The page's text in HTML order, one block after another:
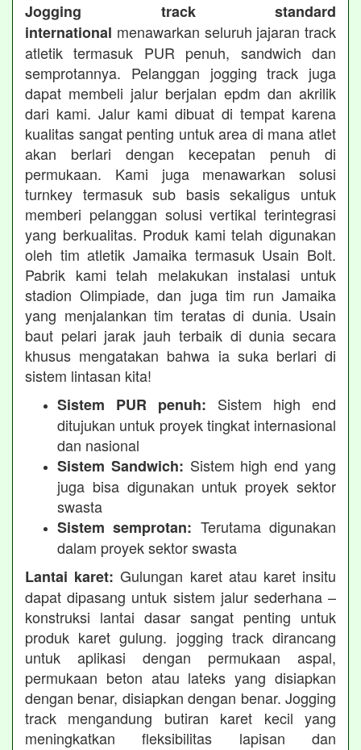
Jogging track standard
international menawarkan seluruh jajaran track
atletik termasuk PUR penuh, sandwich dan
semprotannya. Pelanggan jogging track juga
dapat membeli jalur berjalan epdm dan akrilik
dari kami. Jalur kami dibuat di tempat karena
kualitas sangat penting untuk area di mana atlet
akan berlari dengan kecepatan penuh di
permukaan. Kami juga menawarkan solusi
turnkey termasuk sub basis sekaligus untuk
memberi pelanggan solusi vertikal terintegrasi
yang berkualitas. Produk kami telah digunakan
oleh tim atletik Jamaika termasuk Usain Bolt.
Pabrik kami telah melakukan instalasi untuk
stadion Olimpiade, dan juga tim run Jamaika
yang menjalankan tim teratas di dunia. Usain
baut pelari jarak jauh terbaik di dunia secara
khusus mengatakan bahwa ia suka berlari di
sistem lintasan kita!
Sistem PUR penuh: Sistem high end
ditujukan untuk proyek tingkat internasional
dan nasional
Sistem Sandwich: Sistem high end yang
juga bisa digunakan untuk proyek sektor
swasta
Sistem semprotan: Terutama digunakan
dalam proyek sektor swasta
Lantai karet: Gulungan karet atau karet insitu
dapat dipasang untuk sistem jalur sederhana –
konstruksi lantai dasar sangat penting untuk
produk karet gulung. jogging track dirancang
untuk aplikasi dengan permukaan aspal,
permukaan beton atau lateks yang disiapkan
dengan benar, disiapkan dengan benar. Jogging
track mengandung butiran karet kecil yang
meningkatkan fleksibilitas lapisan dan